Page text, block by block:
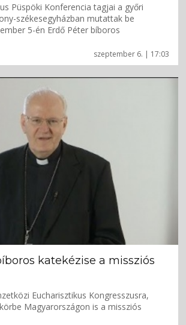
szeptember 6. | 17:03
Püspöki Konferencia tagjai a győri
székesegyházban mutattak be
5-én Erdő Péter bíboros
katekézise a missziós
Eucharisztikus Kongresszusra,
Magyarországon is a missziós